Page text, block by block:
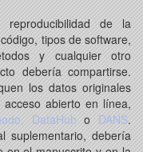
de la
tipos de software,
y cualquier otro
debería compartirse.
los datos originales
abierto en línea,
DataHuboDANS.
suplementario, debería